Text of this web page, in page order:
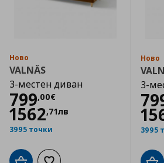
Ново
VALNÄS
3-местен диван
799,00€
Цена
1562,71лв
3995 точки
Ново
3-
3995